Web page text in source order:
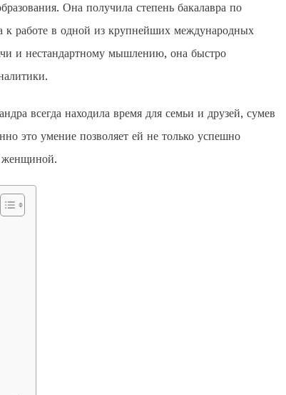
Она получила степень бакалавра по
к работе в одной из крупнейших международных
и нестандартному мышлению, она быстро
всегда находила время для семьи и друзей, сумев
это умение позволяет ей не только успешно
женщиной.